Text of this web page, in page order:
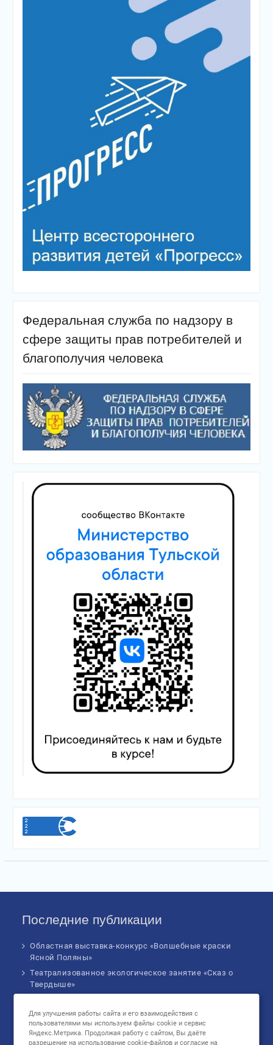
Федеральная служба по надзору в
сфере защиты прав потребителей и
благополучия человека
Последние публикации
Областная выставка-конкурс «Волшебные краски
Ясной Поляны»
Театрализованное экологическое занятие «Сказ о
Твердыше»
форума
Музыкальное бинго!
Познавательное занятие «В сердце России: флаг
Для улучшения работы сайта и его взаимодействия с
пользователями мы используем файлы cookie и сервис
Яндекс.Метрика. Продолжая работу с сайтом, Вы даёте
разрешение на использование cookie-файлов и согласие на